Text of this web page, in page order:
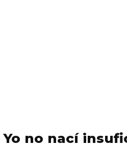
Yo no nací